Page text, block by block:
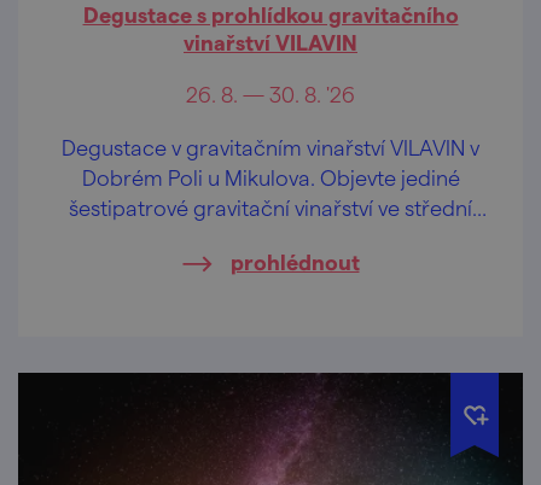
Degustace s prohlídkou gravitačního
vinařství VILAVIN
26. 8. — 30. 8. '26
Degustace v gravitačním vinařství VILAVIN v
Dobrém Poli u Mikulova. Objevte jediné
šestipatrové gravitační vinařství ve střední
prohlédnout